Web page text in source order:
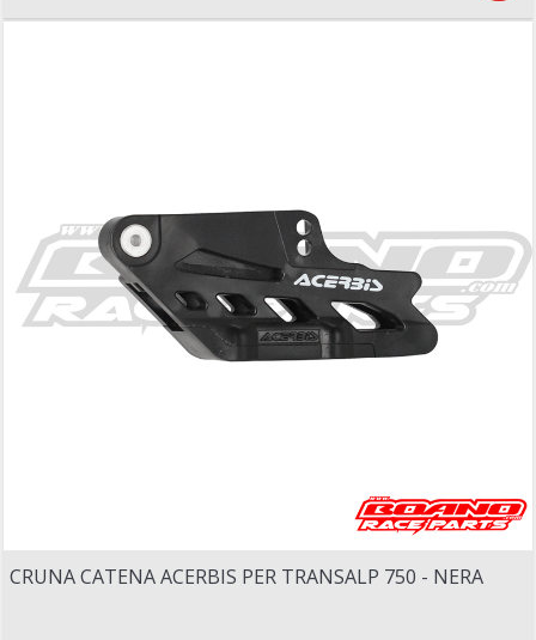
CRUNA CATENA ACERBIS PER TRANSALP 750 - NERA